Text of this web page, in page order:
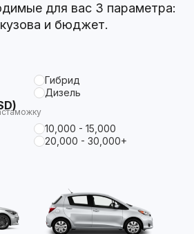
для вас 3 параметра:
и бюджет.
Гибрид
Дизель
10,000 - 15,000
20,000 - 30,000+